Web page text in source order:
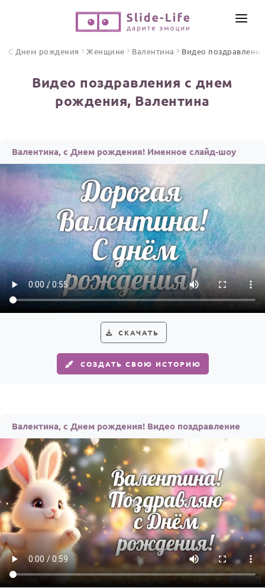
ПО ФОРМАТУ
Открытки
Стихи и тексты
ПРАЗДНИКИ
С Днем рождения
Юбилей
Свадьба
Годовщина свадьбы
Календарь праздников
Женщине
Мужчине
Детям
Все родственники
ПЕРСОНАЛЬНЫЕ
Пожелания
По именам
По годам
ИНСТРУМЕНТЫ
ОТЗЫВЫ
С Днем рождения Женщине Валентина Видео поздравления
Видео поздравления с днем
рождения, Валентина
Валентина, с Днем рождения! Именное слайд-шоу
СКАЧАТЬ
СОЗДАТЬ СВОЮ ИСТОРИЮ
Валентина, с Днем рождения! Видео поздравление